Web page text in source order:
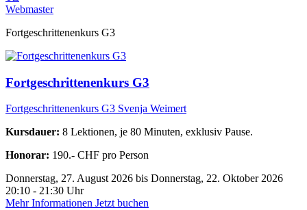
Webmaster
Fortgeschrittenenkurs G3
Fortgeschrittenenkurs G3
Fortgeschrittenenkurs G3 Svenja Weimert
Kursdauer: 8 Lektionen, je 80 Minuten, exklusiv Pause.
Honorar: 190.- CHF pro Person
Donnerstag, 27. August 2026 bis Donnerstag, 22. Oktober 2026
20:10 - 21:30 Uhr
Mehr Informationen Jetzt buchen